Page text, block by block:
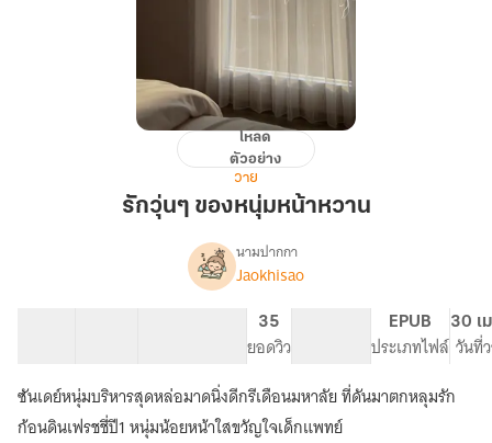
ของ
หนุ่ม
โหลด
ตัวอย่าง
วาย
รักวุ่นๆ ของหนุ่มหน้าหวาน
เรื่อง
วุ่นๆ
ของ
หนุ่ม
หน้า
หวาน
นามปากกา
Jaokhisao
35
ยอดวิว
EPUB
ประเภทไฟล์
30 เ
วันที่
ซันเดย์หนุ่มบริหารสุดหล่อมาดนิ่งดีกรีเดือนมหาลัย ที่ดันมาตกหลุมรัก
ก้อนดินเฟรชชี่ปี1 หนุ่มน้อยหน้าใสขวัญใจเด็กแพทย์